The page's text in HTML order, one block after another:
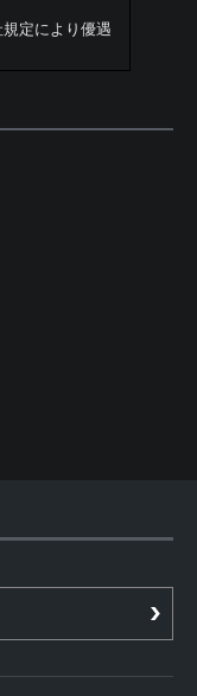
定により優遇